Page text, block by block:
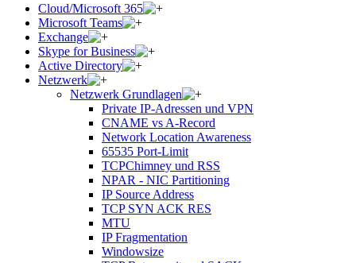
Cloud/Microsoft 365
Microsoft Teams
Exchange
Skype for Business
Active Directory
Netzwerk
Netzwerk Grundlagen
Private IP-Adressen und VPN
CNAME vs A-Record
Network Location Awareness
65535 Port-Limit
TCPChimney und RSS
NPAR - NIC Partitioning
IP Source Address
TCP SYN ACK RES
MTU
IP Fragmentation
Windowsize